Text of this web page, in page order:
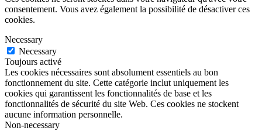
consentement. Vous avez également la possibilité de désactiver ces
cookies.
Necessary
Necessary
Toujours activé
Les cookies nécessaires sont absolument essentiels au bon
fonctionnement du site. Cette catégorie inclut uniquement les
cookies qui garantissent les fonctionnalités de base et les
fonctionnalités de sécurité du site Web. Ces cookies ne stockent
aucune information personnelle.
Non-necessary